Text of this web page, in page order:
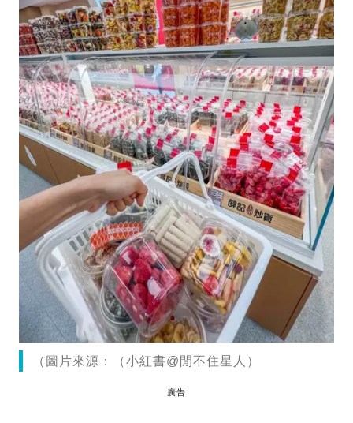
（圖片來源：（小紅書@閒不住星人）
廣告